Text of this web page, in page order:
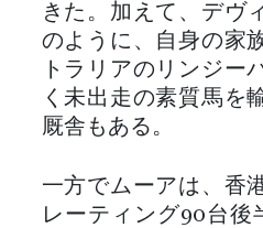
きた。加えて、デヴ
のように、自身の家
トラリアのリンジー
く未出走の素質馬を
厩舎もある。
一方でムーアは、香
レーティング90台後